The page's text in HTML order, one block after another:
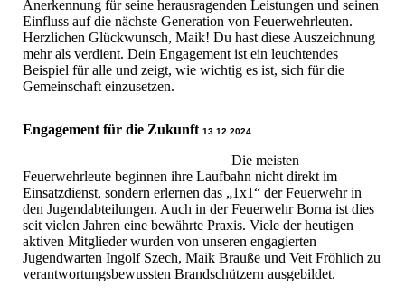
Anerkennung für seine herausragenden Leistungen und seinen
Einfluss auf die nächste Generation von Feuerwehrleuten.
Herzlichen Glückwunsch, Maik! Du hast diese Auszeichnung
mehr als verdient. Dein Engagement ist ein leuchtendes
Beispiel für alle und zeigt, wie wichtig es ist, sich für die
Gemeinschaft einzusetzen.
Engagement für die Zukunft 13.12.2024
Die meisten
Feuerwehrleute beginnen ihre Laufbahn nicht direkt im
Einsatzdienst, sondern erlernen das „1x1“ der Feuerwehr in
den Jugendabteilungen. Auch in der Feuerwehr Borna ist dies
seit vielen Jahren eine bewährte Praxis. Viele der heutigen
aktiven Mitglieder wurden von unseren engagierten
Jugendwarten Ingolf Szech, Maik Brauße und Veit Fröhlich zu
verantwortungsbewussten Brandschützern ausgebildet.